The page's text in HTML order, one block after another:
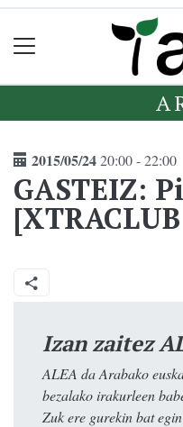
2015/05/2420:00 - 22:00
GASTEIZ:
Izan zaitez
ALEA da Arabako
bezalako irakurleen
Zuk ere gurekin bat